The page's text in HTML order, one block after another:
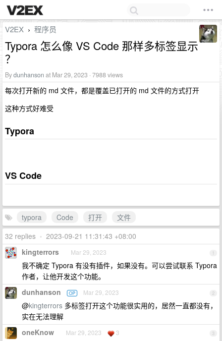
V2EX › 程序员
Typora 怎么像 VS Code 那样多标签显示
？
Bydunhanson at Mar 29, 2023 · 7988 views
每次打开新的 md 文件，都是覆盖已打开的 md 文件的方式打开
这种方式好难受
Typora
VS Code
typora Code 打开
文件
32 replies • 2023-09-21 11:31:43 +08:00
1
kingterrors Mar 29, 2023
我不确定 Typora 有没有插件，如果没有。可以尝试联系 Typora
作者，让他开发这个功能。
2
dunhanson OP Mar 29, 2023
@kingterrors 多标签打开这个功能很实用的，居然一直都没有，
实在无法理解
3
oneKnow Mar 29, 2023 3